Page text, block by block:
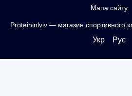
Мапа сайту
Proteininlviv — магазин спортивного
Укр Рус